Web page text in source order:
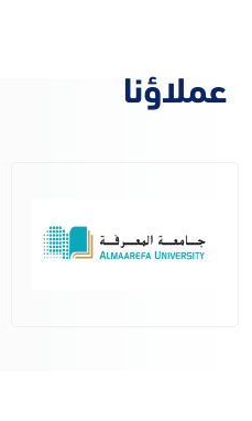
عملاؤنا